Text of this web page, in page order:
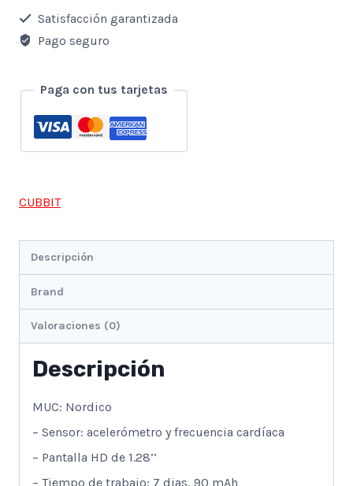
Reloj
Inteligente
Ct4
Azul
cantidad
Satisfacción garantizada
Pago seguro
Paga con tus tarjetas
CUBBIT
Descripción
Brand
Valoraciones (0)
Descripción
MUC: Nordico
– Sensor: acelerómetro y frecuencia cardíaca
– Pantalla HD de 1.28’’
– Tiempo de trabajo: 7 dias, 90 mAh